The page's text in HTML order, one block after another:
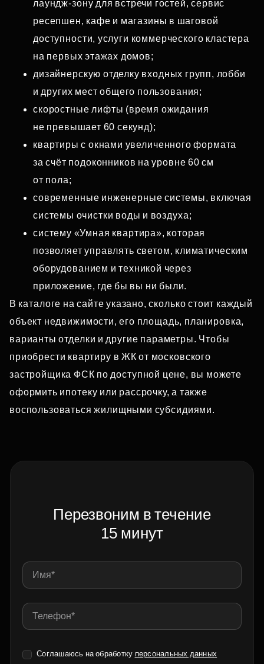
лаундж‑зону для встречи гостей, сервис
ресепшен, кафе и магазины в шаговой
доступности, услуги коммерческого кластера
на первых этажах домов;
дизайнерскую отделку входных групп, лобби
и других мест общего пользования;
скоростные лифты (время ожидания
не превышает 60 секунд);
квартиры с окнами увеличенного формата
за счёт подоконников на уровне 60 см
от пола;
современные инженерные системы, включая
системы очистки воды и воздуха;
систему «Умная квартира», которая
позволяет управлять светом, климатическим
оборудованием и техникой через
приложение, где бы вы ни были.
В каталоге на сайте указано, сколько стоит каждый
объект недвижимости, его площадь, планировка,
варианты отделки и другие параметры. Чтобы
приобрести квартиру в ЖК от московского
застройщика ФСК по доступной цене, вы можете
оформить ипотеку или рассрочку, а также
воспользоваться жилищными субсидиями.
Перезвоним в течение
15 минут
Соглашаюсь на обработку персональных данных